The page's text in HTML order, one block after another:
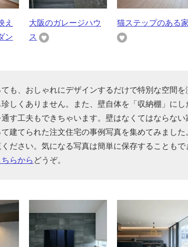
え
ン
大阪のガレージハウ
ス
猫ステップのある家
も、おしゃれにデザインするだけで特別な空間
しくありません。また、壁自体を「収納棚」に
す工夫もできちゃいます。壁はなくてはならな
建てられた注文住宅の事例写真を集めてみまし
ださい。気になる写真は簡単に保存することも
ちらから どうぞ。